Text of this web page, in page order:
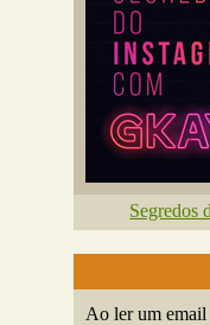
Segredos
Ao ler um email